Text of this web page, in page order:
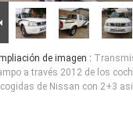
de imagen :
a través 2012 de los
de Nissan con 2+3